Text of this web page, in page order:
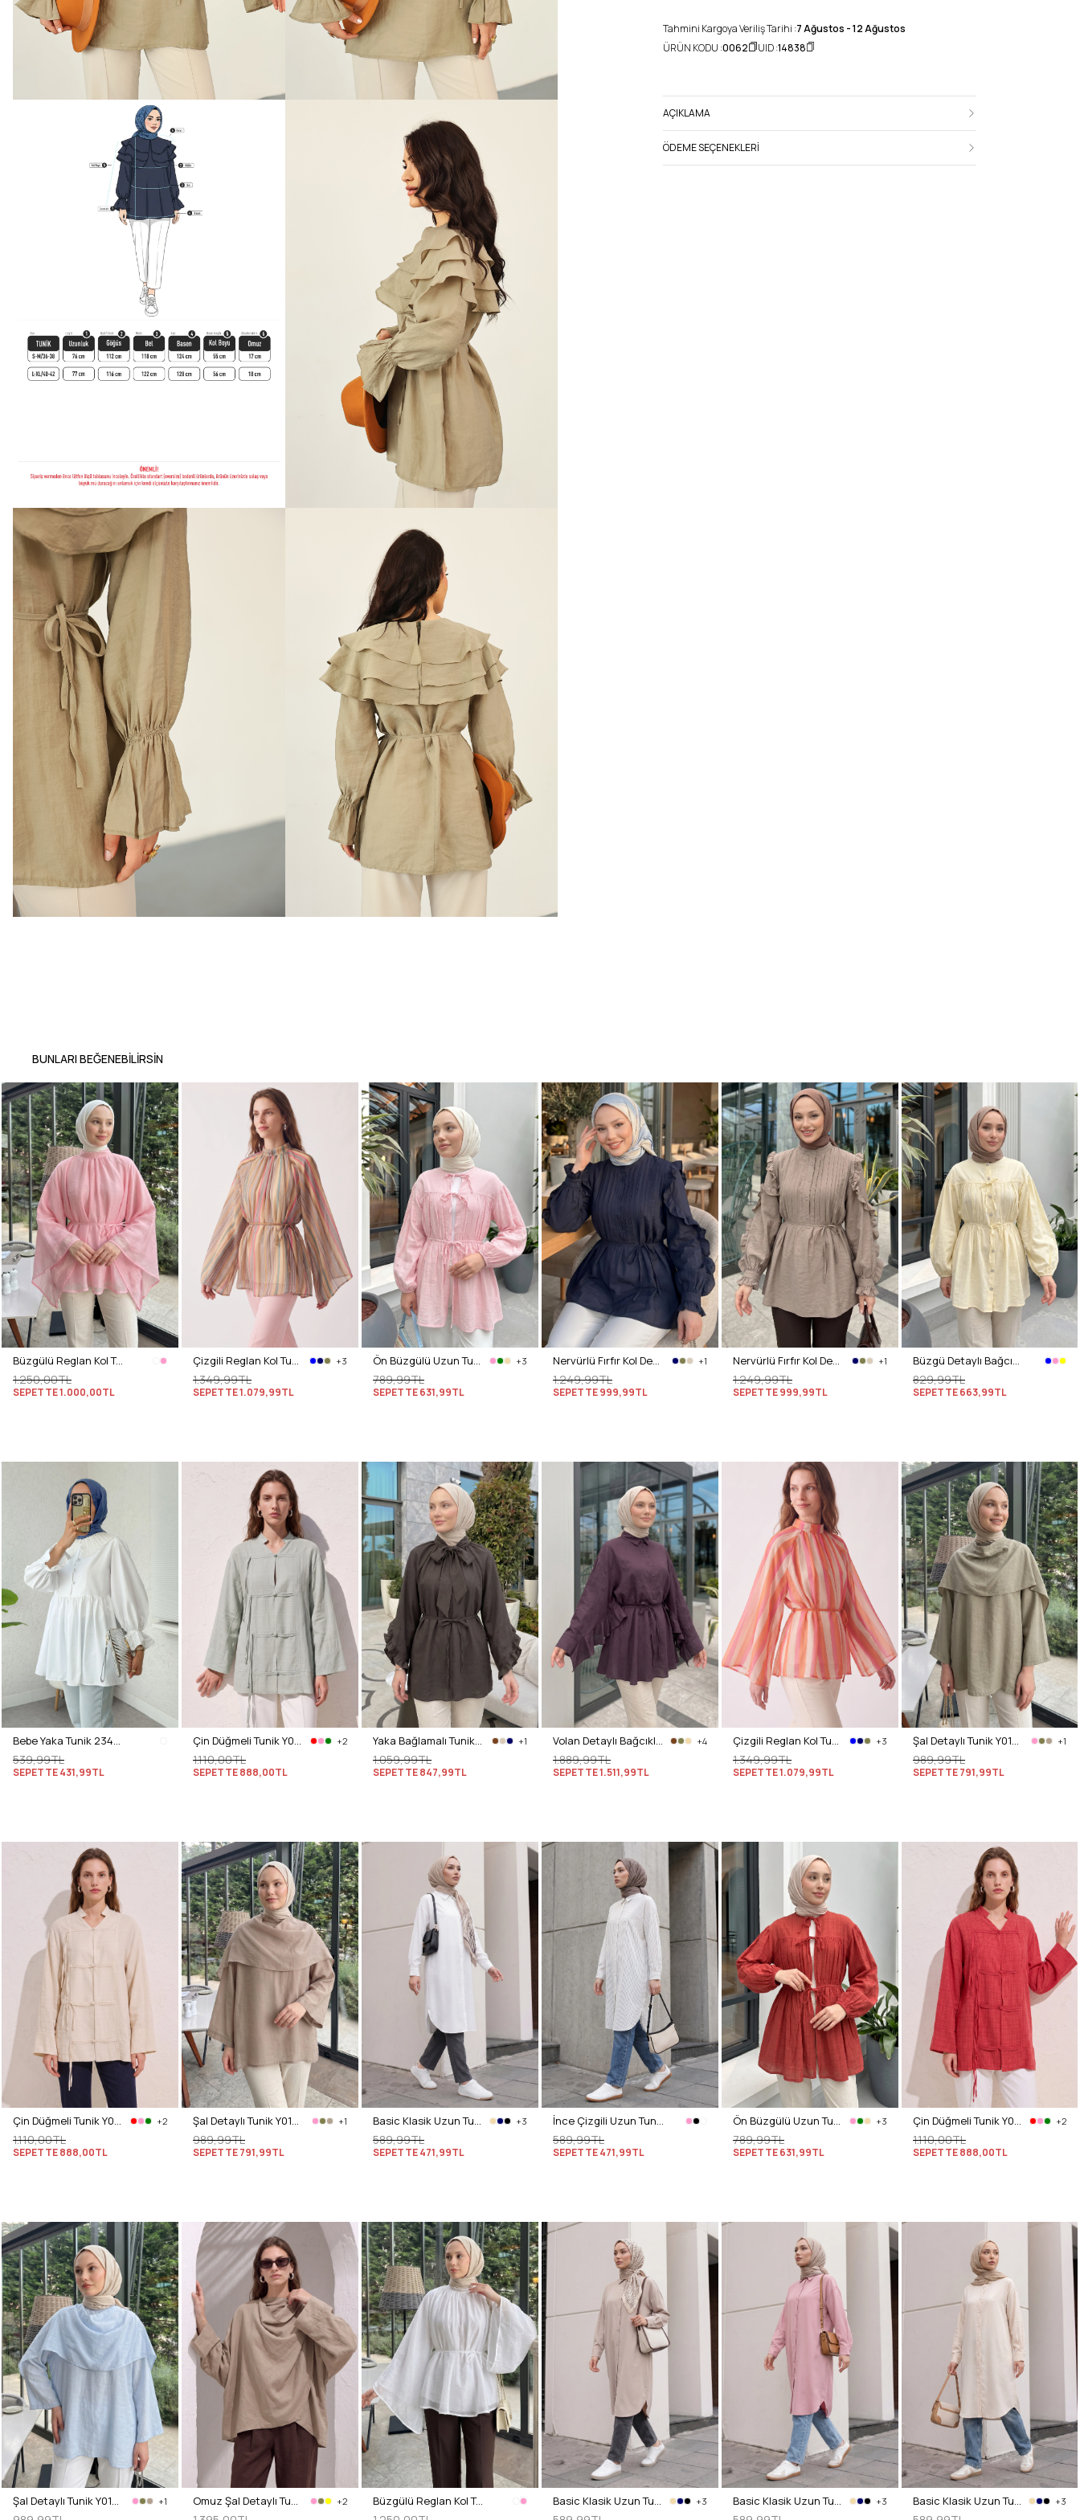
Tahmini Kargoya Veriliş Tarihi :7 Ağustos - 12 Ağustos
ÜRÜN KODU :0062 UID :14838
AÇIKLAMA
ÖDEME SEÇENEKLERI
BUNLARI BEĞENEBILIRSIN
Büzgülü Reglan Kol Tunik Y0150 - PEMBE
1.250,00TL
SEPETTE1.000,00TL
Çizgili Reglan Kol Tunik 260203 - SARI +3
1.349,99TL
SEPETTE1.079,99TL
Ön Büzgülü Uzun Tunik 262338 - AÇIK PEMBE +3
789,99TL
SEPETTE631,99TL
Nervürlü Fırfır Kol Detaylı Tunik Y0116 - LACİVERT +1
1.249,99TL
SEPETTE999,99TL
Nervürlü Fırfır Kol Detaylı Tunik Y0116 - TAŞ RENGİ +1
1.249,99TL
SEPETTE999,99TL
Büzgü Detaylı Bağcıklı Tunik 2366 - SARI
829,99TL
SEPETTE663,99TL
Bebe Yaka Tunik 23451 - BEYAZ
539,99TL
SEPETTE431,99TL
Çin Düğmeli Tunik Y0158 - ÇAĞLA YEŞİLİ +2
1.110,00TL
SEPETTE888,00TL
Yaka Bağlamalı Tunik Y0059 - ACI KAHVE +1
1.059,99TL
SEPETTE847,99TL
Volan Detaylı Bağcıklı Tunik Y0136 - MÜRDÜM +4
1.889,99TL
SEPETTE1.511,99TL
Çizgili Reglan Kol Tunik 260203 - TURUNCU +3
1.349,99TL
SEPETTE1.079,99TL
Şal Detaylı Tunik Y0151 - AÇIK HAKİ +1
989,99TL
SEPETTE791,99TL
Çin Düğmeli Tunik Y0158 - TAŞ +2
1.110,00TL
SEPETTE888,00TL
Şal Detaylı Tunik Y0151 - VİZON +1
989,99TL
SEPETTE791,99TL
Basic Klasik Uzun Tunik 4061 - BEYAZ +3
589,99TL
SEPETTE471,99TL
İnce Çizgili Uzun Tunik 3131 - TAŞ BEYAZ
589,99TL
SEPETTE471,99TL
Ön Büzgülü Uzun Tunik 262338 - KIRMIZI +3
789,99TL
SEPETTE631,99TL
Çin Düğmeli Tunik Y0158 - KIRMIZI +2
1.110,00TL
SEPETTE888,00TL
Şal Detaylı Tunik Y0151 - BEBE MAVİSİ +1 Omuz Şal Detaylı Tunik Y0156 - VİZON +2 Büzgülü Reglan Kol Tunik Y0150 - BEYAZ Basic Klasik Uzun Tunik 4061 - TAŞ RENGİ +3 Basic Klasik Uzun Tunik 4061 - PUDRA PEMBE +3 Basic Klasik Uzun Tunik 4061 - BEJ +3